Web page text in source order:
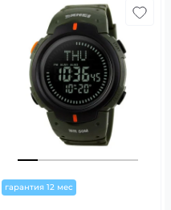
гарантия 12 мес